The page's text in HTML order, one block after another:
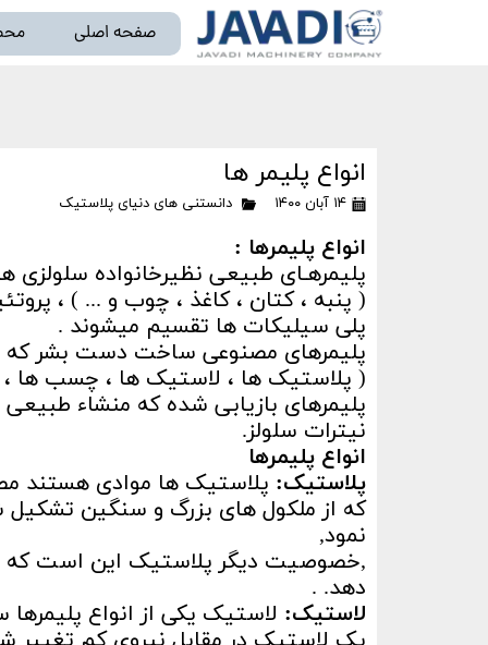
صفحه اصلی
انواع پلیمر ها
۱۴ آبان ۱۴۰۰ دانستنی های دنیای پلاستیک
انواع پلیمرها :
پلیمرهـای طبیعی نظیرخانواده سلولزی
( پنبه ، کتان ، کاغذ ، چوب و ... ) ،
پلی سیلیکات ها تقسیم میشوند .
پلیمرهای مصنوعی ساخت دست بشر که
( پلاستیک ها ، لاستیک ها ، چسب ها ،
پلیمرهای بازیابی شده که منشاء
نیترات سلولز.
انواع پلیمرها
پلاستیک: پلاستیک ها موادی هستند
که از ملکول های بزرگ و سنگین تشکیل
نمود,
,خصوصیت دیگر پلاستیک این است که
دهد. .
لاستیک: لاستیک یکی از انواع